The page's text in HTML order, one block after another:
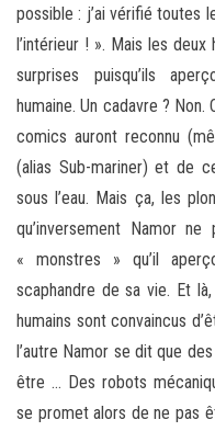
possible : j’ai vérifié
l’intérieur ! ». Mais les
surprises puisqu’ils
humaine. Un cadavre ? Non.
comics auront reconnu
(alias Sub-mariner) et de
sous l’eau. Mais ça, les
qu’inversement Namor
« monstres » qu’il
scaphandre de sa vie. Et
humains sont convaincus
l’autre Namor se dit que
être … Des robots
se promet alors de ne pas